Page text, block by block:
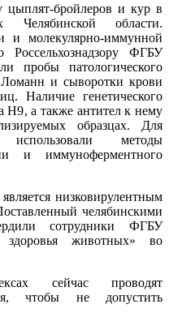
цыплят-бройлеров и кур в
Челябинской области.
и молекулярно-иммунной
Россельхознадзору ФГБУ
пробы патологического
и сыворотки крови
Наличие генетического
H9, а также антител к нему
образцах. Для
использовали методы
и иммуноферментного
низковирулентным
челябинскими
сотрудники ФГБУ
животных» во
сейчас проводят
чтобы не допустить